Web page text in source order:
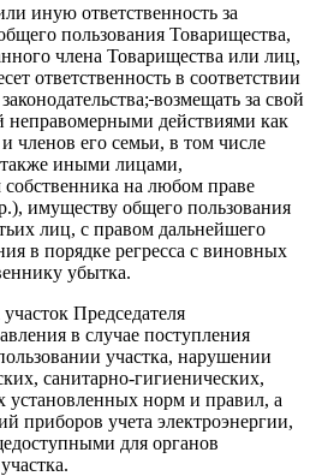
иную ответственность за
пользования Товарищества,
члена Товарищества или лиц,
ответственность в соответствии
возмещать за свой
действиями как
членов его семьи, в том числе
иными лицами,
на любом праве
имуществу общего пользования
лиц, с правом дальнейшего
в порядке регресса с виновных
убытка.
Председателя
в случае поступления
участка, нарушении
санитарно-гигиенических,
норм и правил, а
приборов учета электроэнергии,
для органов